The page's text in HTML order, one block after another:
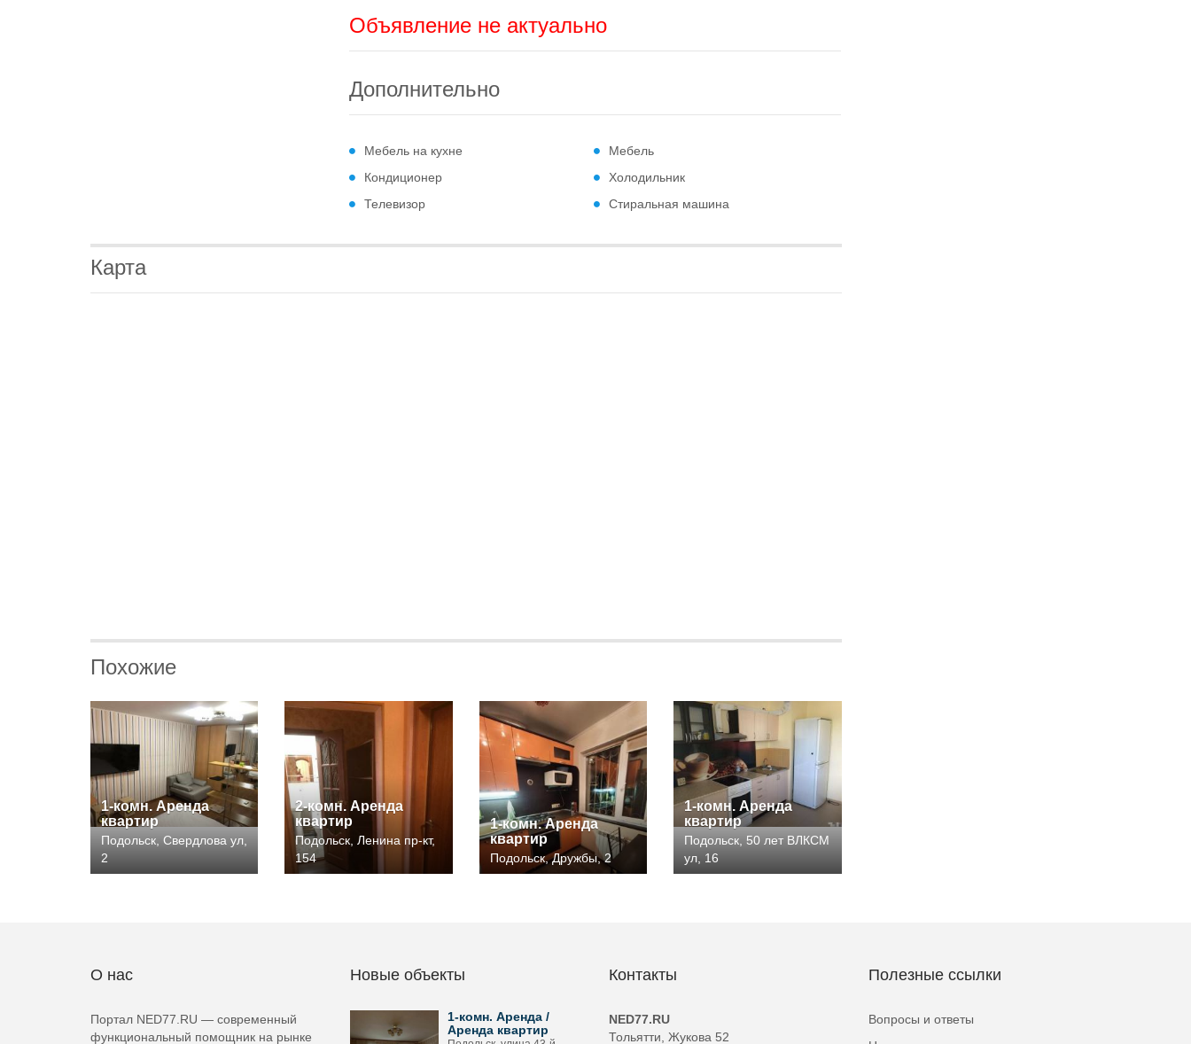
Объявление не актуально
Дополнительно
Мебель на кухне
Мебель
Кондиционер
Холодильник
Телевизор
Стиральная машина
Карта
Похожие
1-комн. Аренда
квартир
Подольск, Свердлова ул,
2
2-комн. Аренда
квартир
Подольск, Ленина пр-кт,
154
1-комн. Аренда
квартир
Подольск, Дружбы, 2
1-комн. Аренда
квартир
Подольск, 50 лет ВЛКСМ
ул, 16
О нас
Портал NED77.RU — современный
функциональный помощник на рынке
Новые объекты
1-комн. Аренда /
Аренда квартир
Контакты
NED77.RU
Тольятти, Жукова 52
Полезные ссылки
Вопросы и ответы